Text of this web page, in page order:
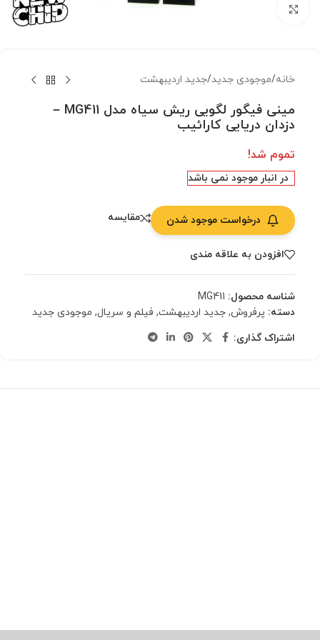
خانه/موجودی جدید/جدید اردیبهشت
مینی فیگور لگویی ریش سیاه مدل MG411 –
دزدان دریایی کارائیب
تموم شد!
در انبار موجود نمی باشد
درخواست موجود شدن مقایسه
افزودن به علاقه مندی
شناسه محصول: MG411
دسته: پرفروش, جدید اردیبهشت, فیلم و سریال, موجودی جدید
اشتراک گذاری: